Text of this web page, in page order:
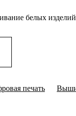
белых
печать